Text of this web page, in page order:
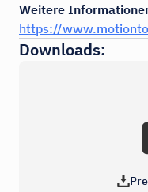
Weitere
https://
Downloads: